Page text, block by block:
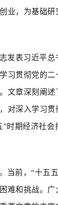
业，为基础研
发表习近平总
习贯彻党的
文章深刻阐述
对深入学习贯
时期经济社会
当前，“十五五
难和挑战。广